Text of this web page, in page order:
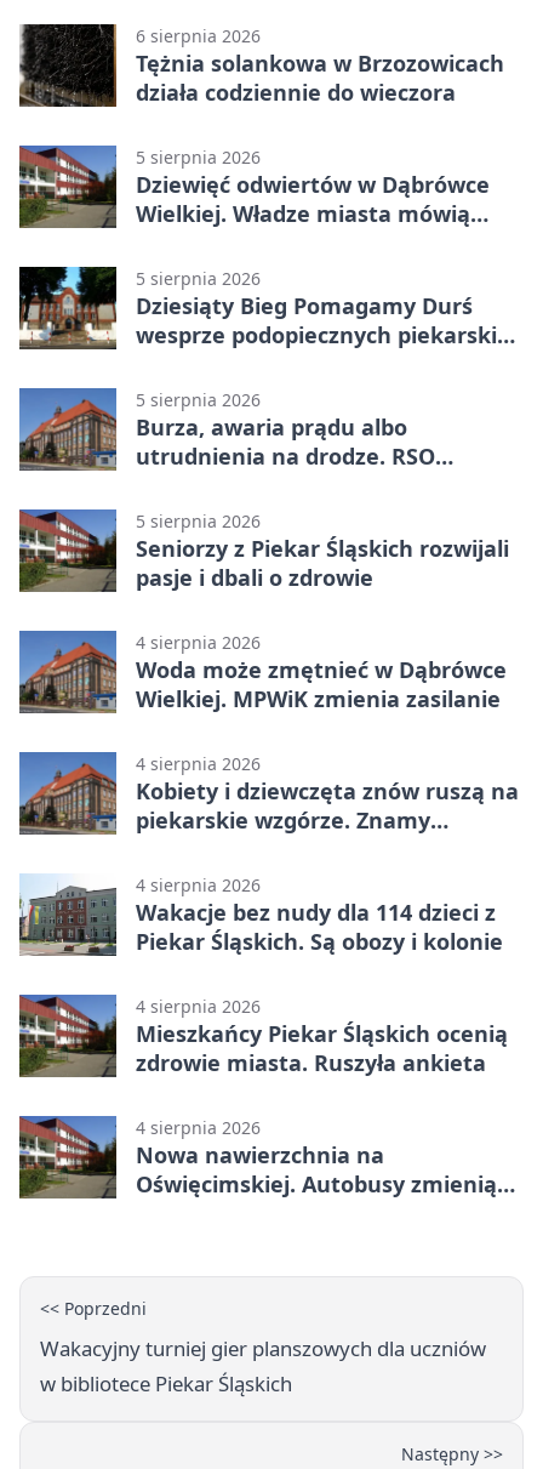
6 sierpnia 2026
Tężnia solankowa w Brzozowicach
działa codziennie do wieczora
5 sierpnia 2026
Dziewięć odwiertów w Dąbrówce
Wielkiej. Władze miasta mówią
5 sierpnia 2026
Dziesiąty Bieg Pomagamy Durś
wesprze podopiecznych piekarskich
5 sierpnia 2026
Burza, awaria prądu albo
utrudnienia na drodze. RSO
5 sierpnia 2026
Seniorzy z Piekar Śląskich rozwijali
pasje i dbali o zdrowie
4 sierpnia 2026
Woda może zmętnieć w Dąbrówce
Wielkiej. MPWiK zmienia zasilanie
4 sierpnia 2026
Kobiety i dziewczęta znów ruszą na
piekarskie wzgórze. Znamy
4 sierpnia 2026
Wakacje bez nudy dla 114 dzieci z
Piekar Śląskich. Są obozy i kolonie
4 sierpnia 2026
Mieszkańcy Piekar Śląskich ocenią
zdrowie miasta. Ruszyła ankieta
4 sierpnia 2026
Nowa nawierzchnia na
Oświęcimskiej. Autobusy zmienią
<< Poprzedni
Wakacyjny turniej gier planszowych dla uczniów
w bibliotece Piekar Śląskich
Następny >>